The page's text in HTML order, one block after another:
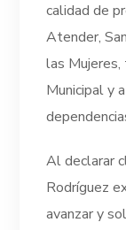
calidad de
Atender,
las
Municipal y
Al declarar
Rodríguez
avanzar y